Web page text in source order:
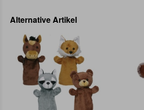
Alternative Artikel